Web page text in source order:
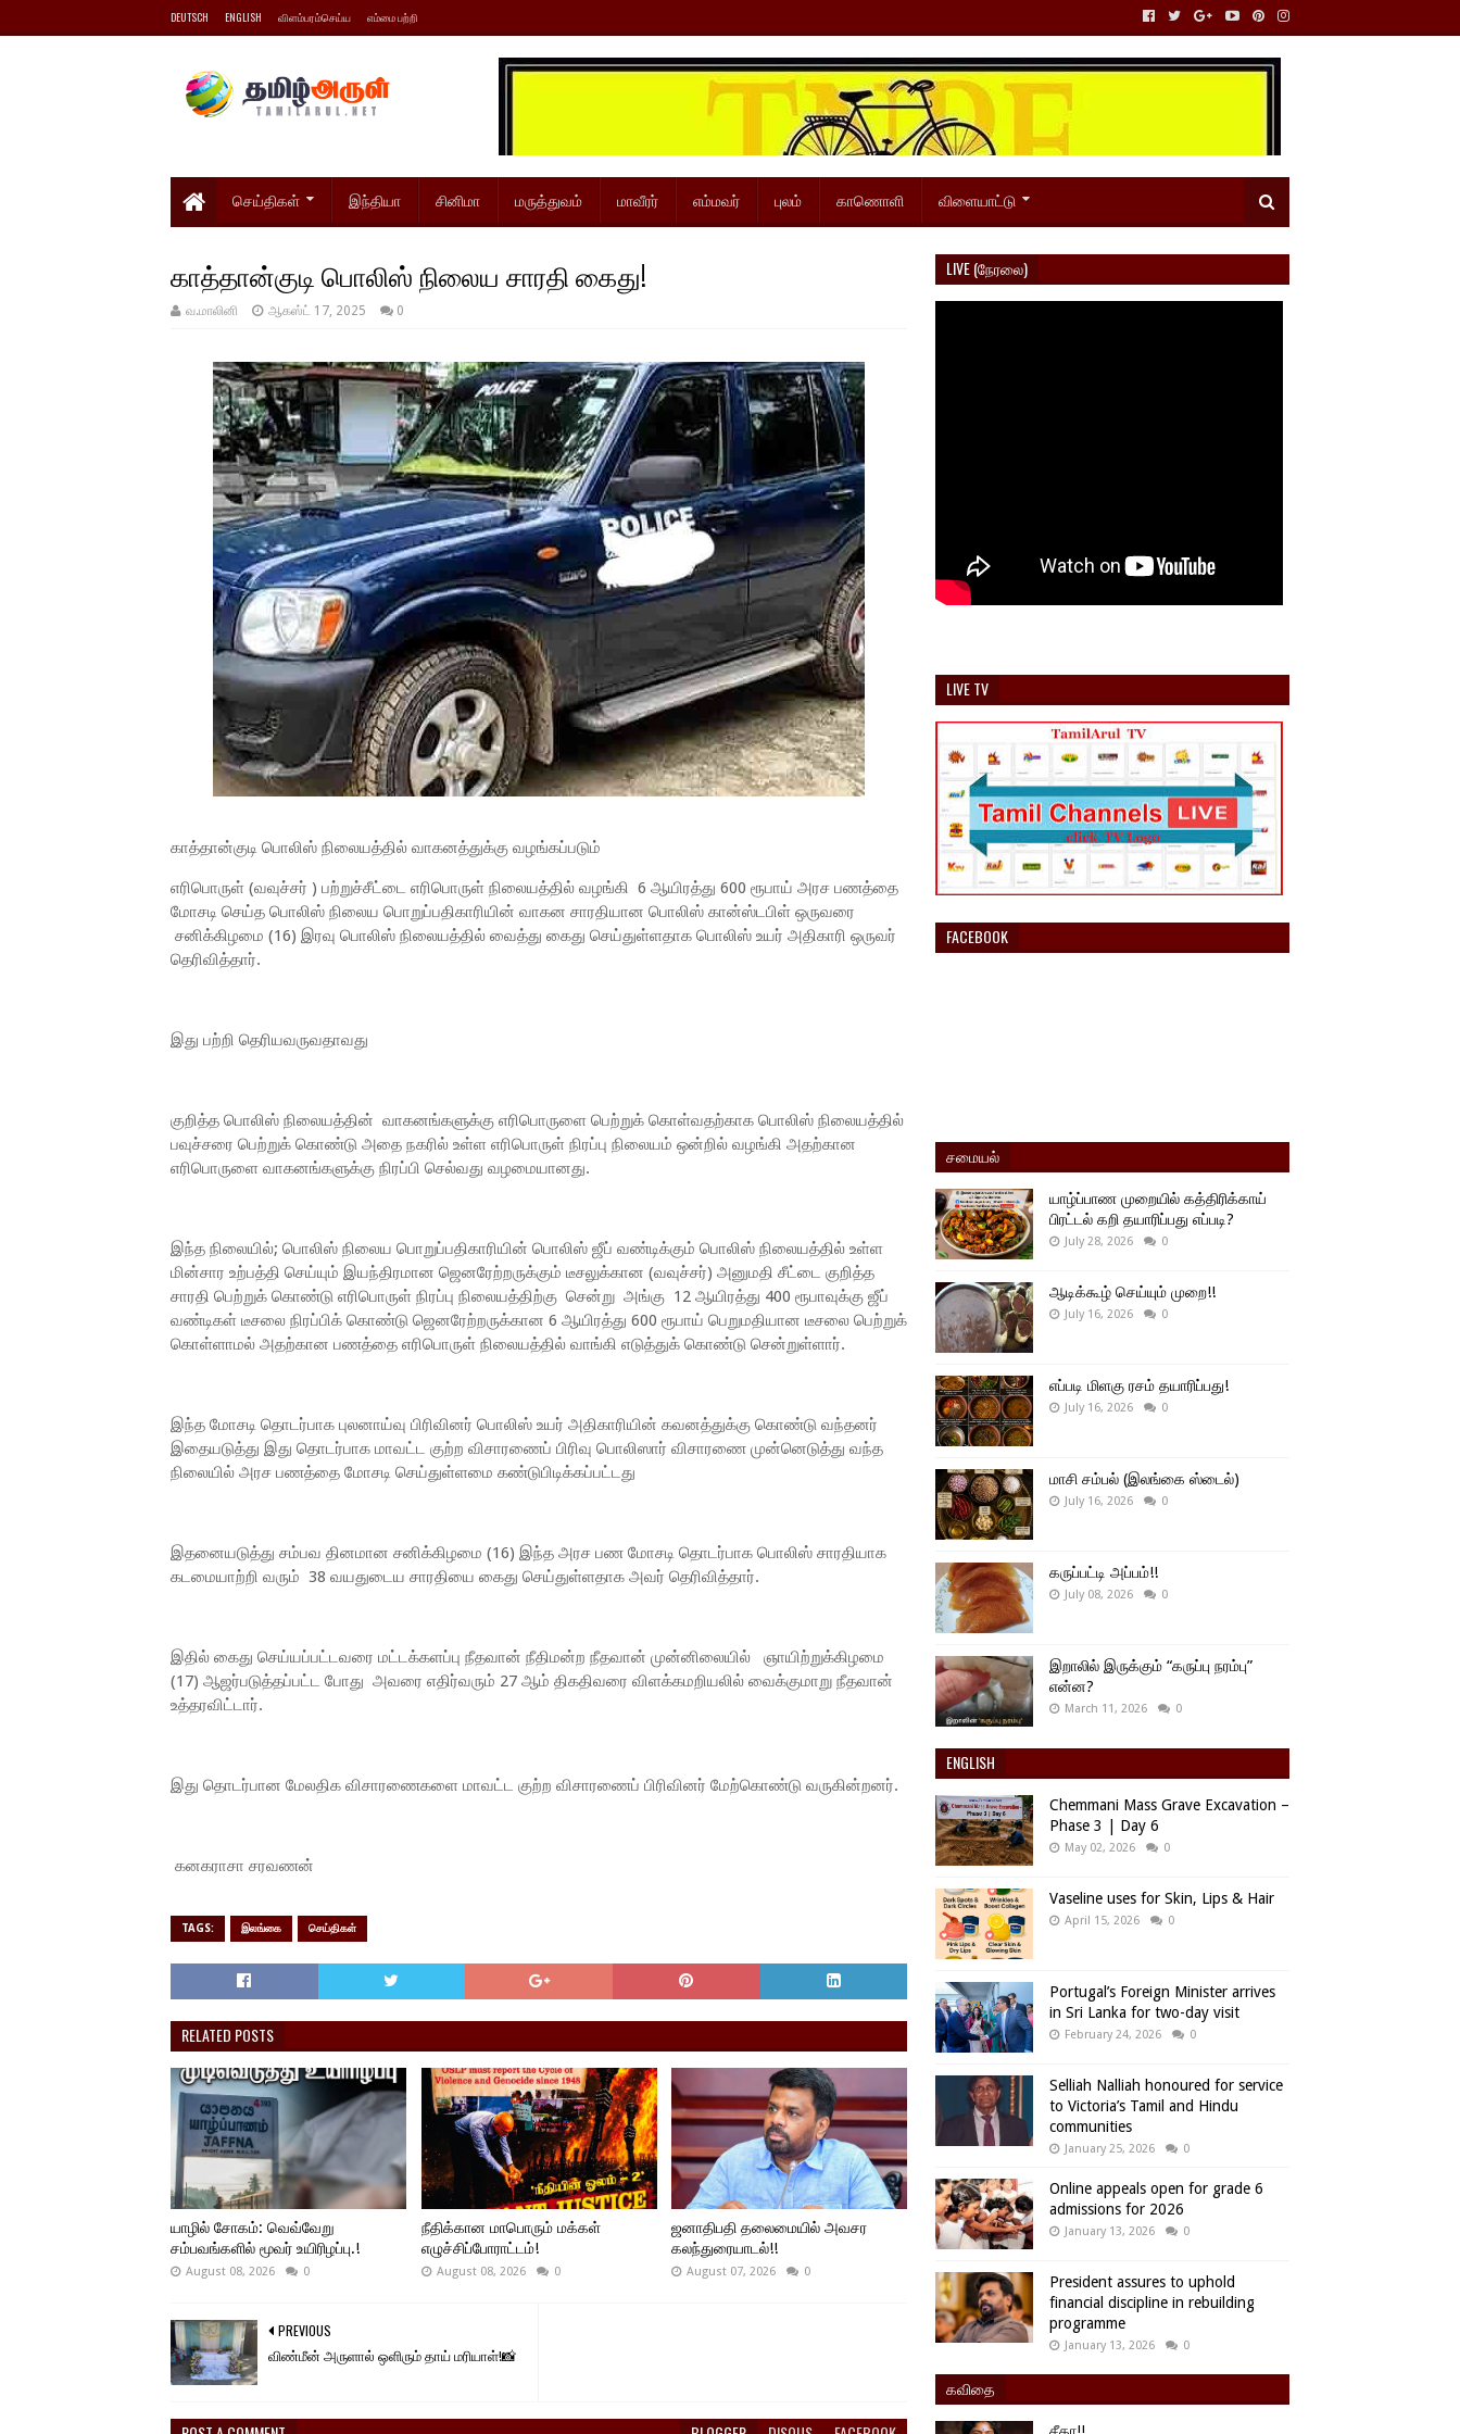
DEUTSCH ENGLISH விளம்பரம்செய்ய எம்மை பற்றி
செய்திகள் இந்தியா சினிமா மருத்துவம் மாவீரர் எம்மவர் புலம் காணொளி விளையாட்டு
காத்தான்குடி பொலிஸ் நிலைய சாரதி கைது!
வ.மாலினி ஆகஸ்ட் 17, 2025 0
காத்தான்குடி பொலிஸ் நிலையத்தில் வாகனத்துக்கு வழங்கப்படும்
எரிபொருள் (வவுச்சர் ) பற்றுச்சீட்டை எரிபொருள் நிலையத்தில் வழங்கி 6 ஆயிரத்து 600 ரூபாய் அரச பணத்தை
மோசடி செய்த பொலிஸ் நிலைய பொறுப்பதிகாரியின் வாகன சாரதியான பொலிஸ் கான்ஸ்டபிள் ஒருவரை
சனிக்கிழமை (16) இரவு பொலிஸ் நிலையத்தில் வைத்து கைது செய்துள்ளதாக பொலிஸ் உயர் அதிகாரி ஒருவர்
தெரிவித்தார்.
இது பற்றி தெரியவருவதாவது
குறித்த பொலிஸ் நிலையத்தின் வாகனங்களுக்கு எரிபொருளை பெற்றுக் கொள்வதற்காக பொலிஸ் நிலையத்தில்
பவுச்சரை பெற்றுக் கொண்டு அதை நகரில் உள்ள எரிபொருள் நிரப்பு நிலையம் ஒன்றில் வழங்கி அதற்கான
எரிபொருளை வாகனங்களுக்கு நிரப்பி செல்வது வழமையானது.
இந்த நிலையில்; பொலிஸ் நிலைய பொறுப்பதிகாரியின் பொலிஸ் ஜீப் வண்டிக்கும் பொலிஸ் நிலையத்தில் உள்ள
மின்சார உற்பத்தி செய்யும் இயந்திரமான ஜெனரேற்றருக்கும் டீசலுக்கான (வவுச்சர்) அனுமதி சீட்டை குறித்த
சாரதி பெற்றுக் கொண்டு எரிபொருள் நிரப்பு நிலையத்திற்கு சென்று அங்கு 12 ஆயிரத்து 400 ரூபாவுக்கு ஜீப்
வண்டிகள் டீசலை நிரப்பிக் கொண்டு ஜெனரேற்றருக்கான 6 ஆயிரத்து 600 ரூபாய் பெறுமதியான டீசலை பெற்றுக்
கொள்ளாமல் அதற்கான பணத்தை எரிபொருள் நிலையத்தில் வாங்கி எடுத்துக் கொண்டு சென்றுள்ளார்.
இந்த மோசடி தொடர்பாக புலனாய்வு பிரிவினர் பொலிஸ் உயர் அதிகாரியின் கவனத்துக்கு கொண்டு வந்தனர்
இதையடுத்து இது தொடர்பாக மாவட்ட குற்ற விசாரணைப் பிரிவு பொலிஸார் விசாரணை முன்னெடுத்து வந்த
நிலையில் அரச பணத்தை மோசடி செய்துள்ளமை கண்டுபிடிக்கப்பட்டது
இதனையடுத்து சம்பவ தினமான சனிக்கிழமை (16) இந்த அரச பண மோசடி தொடர்பாக பொலிஸ் சாரதியாக
கடமையாற்றி வரும் 38 வயதுடைய சாரதியை கைது செய்துள்ளதாக அவர் தெரிவித்தார்.
இதில் கைது செய்யப்பட்டவரை மட்டக்களப்பு நீதவான் நீதிமன்ற நீதவான் முன்னிலையில் ஞாயிற்றுக்கிழமை
(17) ஆஜர்படுத்தப்பட்ட போது அவரை எதிர்வரும் 27 ஆம் திகதிவரை விளக்கமறியலில் வைக்குமாறு நீதவான்
உத்தரவிட்டார்.
இது தொடர்பான மேலதிக விசாரணைகளை மாவட்ட குற்ற விசாரணைப் பிரிவினர் மேற்கொண்டு வருகின்றனர்.
கனகராசா சரவணன்
TAGS: இலங்கை செய்திகள்
RELATED POSTS
யாழில் சோகம்: வெவ்வேறு
சம்பவங்களில் மூவர் உயிரிழப்பு.!
August 08, 2026 0
நீதிக்கான மாபொரும் மக்கள்
எழுச்சிப்போராட்டம்!
August 08, 2026 0
ஜனாதிபதி தலைமையில் அவசர
கலந்துரையாடல்!!
August 07, 2026 0
PREVIOUS
விண்மீன் அருளால் ஒளிரும் தாய் மரியாள்!📸
LIVE (நேரலை)
LIVE TV
FACEBOOK
சமையல்
யாழ்ப்பாண முறையில் கத்திரிக்காய்
பிரட்டல் கறி தயாரிப்பது எப்படி?
July 28, 2026 0
ஆடிக்கூழ் செய்யும் முறை!!
July 16, 2026 0
எப்படி மிளகு ரசம் தயாரிப்பது!
July 16, 2026 0
மாசி சம்பல் (இலங்கை ஸ்டைல்)
July 16, 2026 0
கருப்பட்டி அப்பம்!!
July 08, 2026 0
இறாலில் இருக்கும் “கருப்பு நரம்பு”
என்ன?
March 11, 2026 0
ENGLISH
Chemmani Mass Grave Excavation –
Phase 3 | Day 6
May 02, 2026 0
Vaseline uses for Skin, Lips & Hair
April 15, 2026 0
Portugal’s Foreign Minister arrives
in Sri Lanka for two-day visit
February 24, 2026 0
Selliah Nalliah honoured for service
to Victoria’s Tamil and Hindu
communities
January 25, 2026 0
Online appeals open for grade 6
admissions for 2026
January 13, 2026 0
President assures to uphold
financial discipline in rebuilding
programme
January 13, 2026 0
கவிதை